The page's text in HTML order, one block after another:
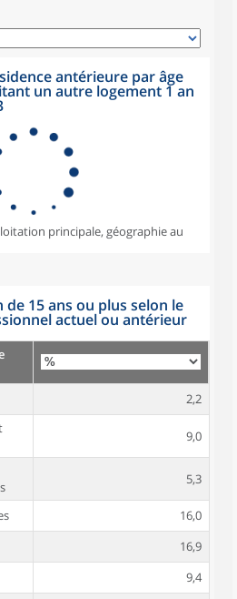
antérieure par âge
un autre logement 1 an
principale, géographie au
de 15 ans ou plus selon le
actuel ou antérieur
2,2
9,0
5,3
16,0
16,9
9,4